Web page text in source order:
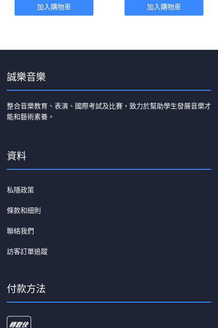
加入購物車 加入購物車
誠樂音樂
整合音樂教育、表演、國際考試及比賽，致力於幫助學生發展音樂才
能和藝術素養。
資料
私隱政策
條款和細則
聯絡我們
訪客訂單追蹤
付款方法